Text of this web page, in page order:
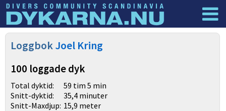
Dyknyheter
LoggbokJoel Kring
100 loggade dyk
Total dyktid:
Snitt-dyktid:
Snitt-Maxdjup:
59 tim 5 min
35,4 minuter
15,9 meter